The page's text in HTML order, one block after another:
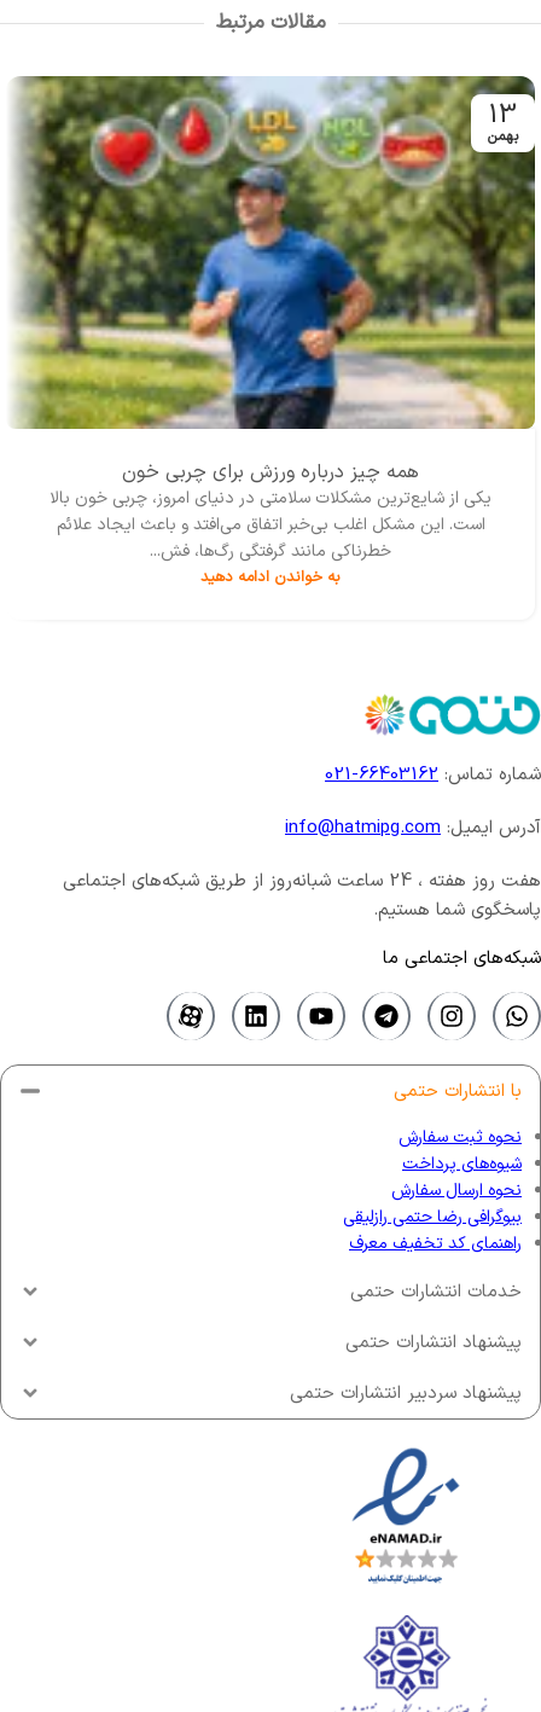
نشر کتاب را انتشارات حتمي
با تلاشي قابل تحسين به نشر
کتاب‌هاي حوزه‌ي تربيت بدني و
ورزش و تندرستي پرداخته است.
ويراستاري و صفحه‌بندي کتاب
توسط افراد متخصص انجام
شده و خوانندگان را در درک
مفاهيم با مشکل مواجه نمي‌کند.
در پايان اميدواريم با استفاده از
مطالب اين کتاب و معرفي آن به
دوستان و آشنايان خود شاهد
سطح بالاتري از سلامت در
جامعه باشيم.
حتمی
مقالات مرتبط
13
بهمن
همه چیز درباره ورزش برای چربی خون
یکی از شایع‌ترین مشکلات سلامتی در دنیای امروز، چربی خون بالا
است. این مشکل اغلب بی‌خبر اتفاق می‌افتد و باعث ایجاد علائم
خطرناکی مانند گرفتگی رگ‌ها، فش...
به خواندن ادامه دهید
شماره تماس: 66403162-021
آدرس ایمیل: info@hatmipg.com
هفت روز هفته ، 24 ساعت شبانه‌روز از طریق شبکه‌های اجتماعی
پاسخگوی شما هستیم.
شبکه‌های اجتماعی ما
با انتشارات حتمی
نحوه ثبت سفارش
شیوه‌های پرداخت
نحوه ارسال سفارش
بیوگرافی رضا حتمی رازلیقی
راهنمای کد تخفیف معرف
خدمات انتشارات حتمی
پیشنهاد انتشارات حتمی
پیشنهاد سردبیر انتشارات حتمی